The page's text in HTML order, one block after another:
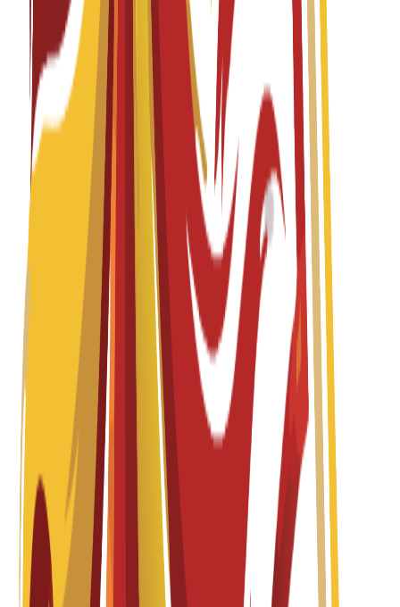
English Fall 2026-2027
Başvurular açık
Öğrenim Ücreti
15,300EUR
per year
Lisans 4 years
Interior Design
Spanish Fall 2026-2027
Başvurular açık
Öğrenim Ücreti
15,300
per year
Yüksek Lisans 1 year
Interior Design for Commercial Spaces and Retail
Fall 2026-2027
Başvurular açık
Öğrenim Ücreti
15,300
EUR
per year
Yüksek Lisans 1 year
Master in Creative Direction in Graphic Design
Spanish Fall 2026-2027 Başvurular açık
Öğrenim Ücreti
13,200
EUR
per year